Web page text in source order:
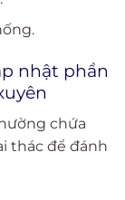
nhật phần
chứa
thác để đánh